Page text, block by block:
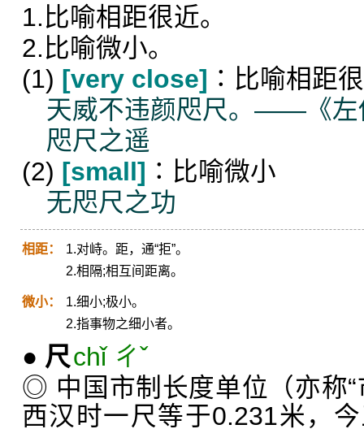
1.比喻相距很近。
2.比喻微小。
(1) [very close] ∶比喻相距
天威不违颜咫尺。——《左
咫尺之遥
(2) [small] ∶比喻微小
无咫尺之功
相距：
1.对峙。距，通“拒”。
2.相隔;相互间距离。
微小：
1.细小;极小。
2.指事物之细小者。
● 尺chǐ ㄔˇ
◎ 中国市制长度单位（亦称“
西汉时一尺等于0.231米，